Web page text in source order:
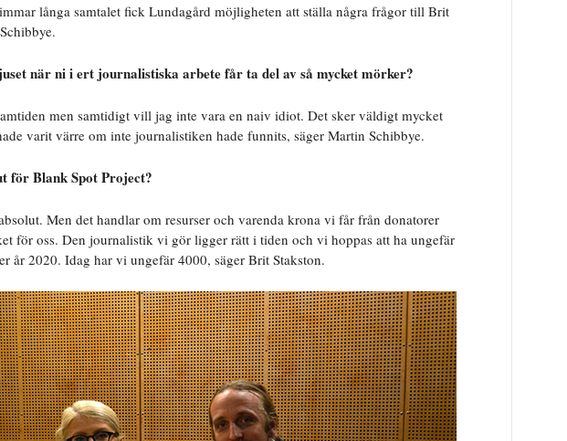
långa samtalet fick Lundagård möjligheten att ställa några frågor till Brit
när ni i ert journalistiska arbete får ta del av så mycket mörker?
men samtidigt vill jag inte vara en naiv idiot. Det sker väldigt mycket
varit värre om inte journalistiken hade funnits, säger Martin Schibbye.
för Blank Spot Project?
Men det handlar om resurser och varenda krona vi får från donatorer
för oss. Den journalistik vi gör ligger rätt i tiden och vi hoppas att ha ungefär
år 2020. Idag har vi ungefär 4000, säger Brit Stakston.